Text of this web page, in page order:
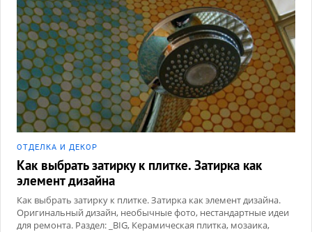
ОТДЕЛКА И ДЕКОР
Как выбрать затирку к плитке. Затирка как
элемент дизайна
Как выбрать затирку к плитке. Затирка как элемент дизайна.
Оригинальный дизайн, необычные фото, нестандартные идеи
для ремонта. Раздел: _BIG, Керамическая плитка, мозаика,